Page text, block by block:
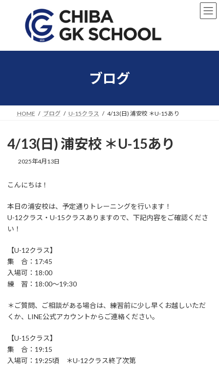
へ
ョ
ブログ
HOME ブログ U-15クラス 4/13(日) 浦安校 ＊U-15あり
4/13(日) 浦安校 ＊U-15あり
2025年4月13日
こんにちは！
本日の浦安校は、予定通りトレーニングを行います！
U-12クラス・U-15クラスありますので、下記内容をご確認くださ
い！
【U-12クラス】
集 合：17:45
入場可：18:00
練 習：18:00～19:30
＊ご質問、ご相談がある場合は、練習前に少し早くお越しいただ
くか、LINE公式アカウントからご連絡ください。
【U-15クラス】
集 合：19:15
入場可：19:25頃 ＊U-12クラス終了次第